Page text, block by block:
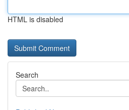
HTML is disabled
Search